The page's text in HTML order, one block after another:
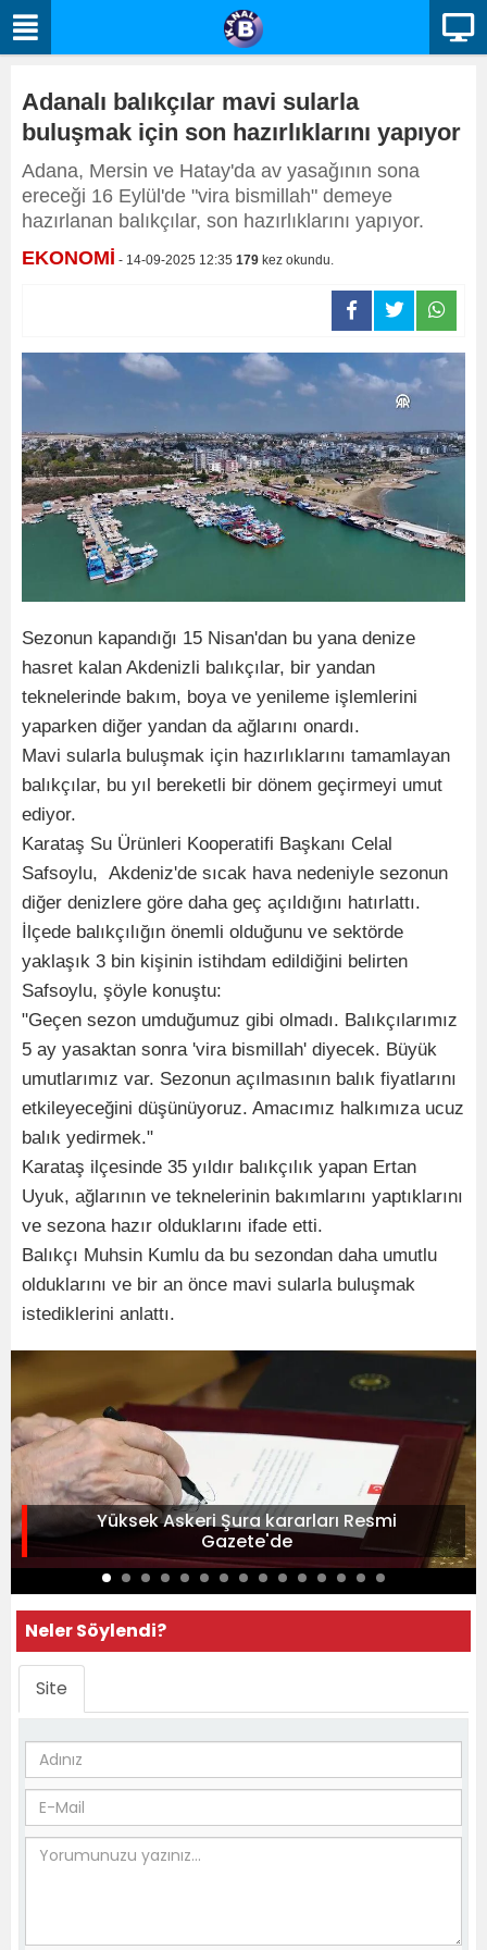
Adanalı balıkçılar mavi sularla
buluşmak için son hazırlıklarını yapıyor
Adana, Mersin ve Hatay'da av yasağının sona
ereceği 16 Eylül'de "vira bismillah" demeye
hazırlanan balıkçılar, son hazırlıklarını yapıyor.
EKONOMİ - 14-09-2025 12:35 179 kez okundu.
Sezonun kapandığı 15 Nisan'dan bu yana denize
hasret kalan Akdenizli balıkçılar, bir yandan
teknelerinde bakım, boya ve yenileme işlemlerini
yaparken diğer yandan da ağlarını onardı.
Mavi sularla buluşmak için hazırlıklarını tamamlayan
balıkçılar, bu yıl bereketli bir dönem geçirmeyi umut
ediyor.
Karataş Su Ürünleri Kooperatifi Başkanı Celal
Safsoylu, Akdeniz'de sıcak hava nedeniyle sezonun
diğer denizlere göre daha geç açıldığını hatırlattı.
İlçede balıkçılığın önemli olduğunu ve sektörde
yaklaşık 3 bin kişinin istihdam edildiğini belirten
Safsoylu, şöyle konuştu:
"Geçen sezon umduğumuz gibi olmadı. Balıkçılarımız
5 ay yasaktan sonra 'vira bismillah' diyecek. Büyük
umutlarımız var. Sezonun açılmasının balık fiyatlarını
etkileyeceğini düşünüyoruz. Amacımız halkımıza ucuz
balık yedirmek."
Karataş ilçesinde 35 yıldır balıkçılık yapan Ertan
Uyuk, ağlarının ve teknelerinin bakımlarını yaptıklarını
ve sezona hazır olduklarını ifade etti.
Balıkçı Muhsin Kumlu da bu sezondan daha umutlu
olduklarını ve bir an önce mavi sularla buluşmak
istediklerini anlattı.
Yüksek Askeri Şura kararları Resmi
Gazete'de
Neler Söylendi?
Site